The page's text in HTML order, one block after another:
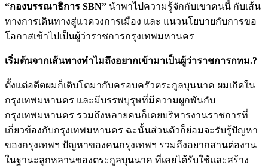
“กองบรรณาธิการ SBN” นำพาไปความรู้จักกับเขาคนนี้ กับเส้น
ทางการเดินทางสู่แวดวงการเมือง และ แนวนโยบายกับการขอ
โอกาสเข้าไปเป็นผู้ว่าราชการกรุงเทพมหานคร
เริ่มต้นจากเส้นทางทำไมถึงอยากเข้ามาเป็นผู้ว่าราชการกทม.?
ตั้งแต่อดีตผมก็เติบโตมากับครอบครัวตระกูลบุนนาค ผมเกิดใน
กรุงเทพมหานคร และมีบรรพบุรุษที่มีความผูกพันกับ
กรุงเทพมหานคร รวมถึงหลายคนก็เคยบริหารงานราชการที่
เกี่ยวข้องกับกรุงเทพมหานคร ฉะนั้นส่วนตัวก็ย่อมจะรับรู้ปัญหา
ของกรุงเทพฯ ปัญหาของคนกรุงเทพฯ รวมถึงอยากสานต่องาน
ในฐานะลูกหลานของตระกูลบุนนาค ที่เคยได้รับใช้และสร้าง